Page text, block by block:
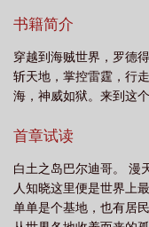
费阅读 海贼之超神天赋起点
强自然系 海贼王之引力果
科 海贼之超神天赋起点中
TXT 海贼王之超神天赋笔
王之超神天赋 海贼之超神
统 海贼之超级学天赋5200
合中文网 海贼之基因怪才
书籍简介
穿越到海贼世界，罗德
斩天地，掌控雷霆，行
海，神威如狱。来到这
首章试读
白土之岛巴尔迪哥。 漫
人知晓这里便是世界上
单单是个基地，也有居